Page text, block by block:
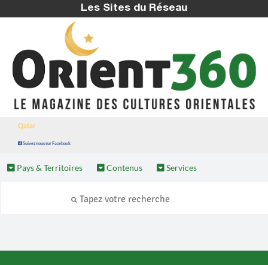
Les Sites du Réseau
Qatar
Suivez nous sur Facebook
Pays & Territoires Contenus Services